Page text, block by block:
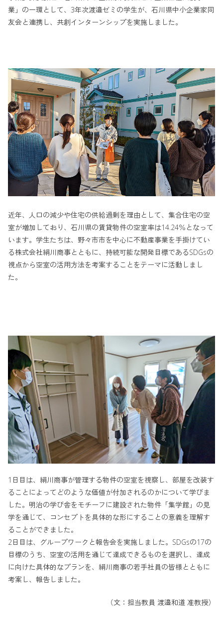
業」の一環として、3年次渡邉ゼミの学生が、石川県中小企業家同
友会と連携し、共創インターンシップを実施しました。
近年、人口の減少や住宅の供給過剰を理由として、集合住宅の空
室が増加しており、石川県の賃貸物件の空室率は14.24％となって
います。学生たちは、野々市市を中心に不動産事業を手掛けてい
る株式会社絹川商事とともに、持続可能な開発目標であるSDGsの
視点から空室の活用方法を考案することをテーマに活動しまし
た。
1日目は、絹川商事が管理する物件の空室を視察し、部屋を改装す
ることによってどのような価値が付加されるのかについて学びま
した。明治の学び舎をモチーフに建設された物件「集学館」の見
学を通じて、コンセプトを具体的な形にすることの意義を理解す
ることができました。
2日目は、グループワークと報告会を実施しました。SDGsの17の
目標のうち、空室の活用を通じて達成できるものを選択し、達成
に向けた具体的なプランを、絹川商事の若手社員の皆様とともに
考案し、報告しました。
（文：担当教員 渡邉和道 准教授）